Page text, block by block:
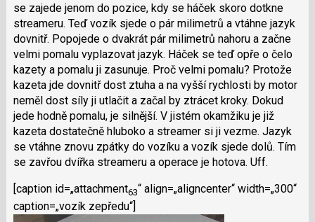
se zajede jenom do pozice, kdy se háček skoro dotkne
streameru. Teď vozík sjede o pár milimetrů a vtáhne jazyk
dovnitř. Popojede o dvakrát pár milimetrů nahoru a začne
velmi pomalu vyplazovat jazyk. Háček se teď opře o čelo
kazety a pomalu ji zasunuje. Proč velmi pomalu? Protože
kazeta jde dovnitř dost ztuha a na vyšší rychlosti by motor
neměl dost síly ji utlačit a začal by ztrácet kroky. Dokud
jede hodně pomalu, je silnější. V jistém okamžiku je již
kazeta dostatečně hluboko a streamer si ji vezme. Jazyk
se vtáhne znovu zpátky do vozíku a vozík sjede dolů. Tím
se zavřou dvířka streameru a operace je hotova. Uff.
[caption id=„attachment63“ align=„aligncenter“ width=„300“
caption=„vozík zepředu“]